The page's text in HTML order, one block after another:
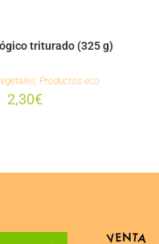
triturado (325 g)
Productos eco
2,30€